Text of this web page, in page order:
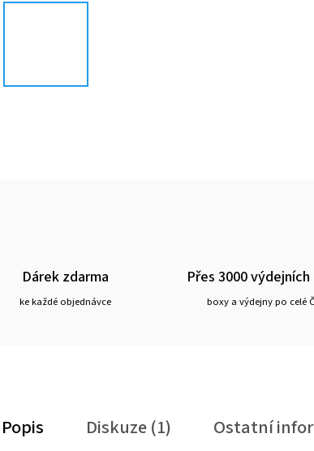
Dárek zdarma
ke každé objednávce
Přes 3000
boxy a výdejny po celé
Popis Diskuze (1) Ostatní